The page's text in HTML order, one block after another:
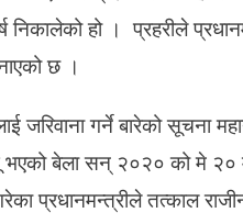
निकालेको हो । प्रहरीले
छ ।
गर्ने बारेको सूचना
भएको बेला सन् २०२० को मे
प्रधानमन्त्रीले तत्काल